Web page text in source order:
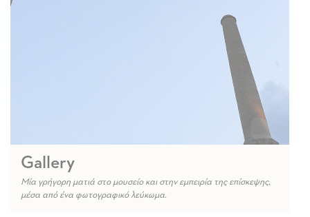
Gallery
Μία γρήγορη ματιά στο μουσείο και στην εμπειρία της επίσκεψης,
μέσα από ένα φωτογραφικό λεύκωμα.